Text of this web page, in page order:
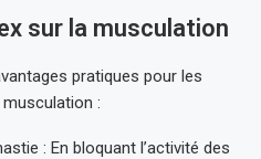
sur la musculation
pratiques pour les
:
: En bloquant l’activité des